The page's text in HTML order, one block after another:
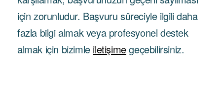
için zorunludur. Başvuru süreciyle ilgili daha
fazla bilgi almak veya profesyonel destek
almak için bizimle iletişimegeçebilirsiniz.